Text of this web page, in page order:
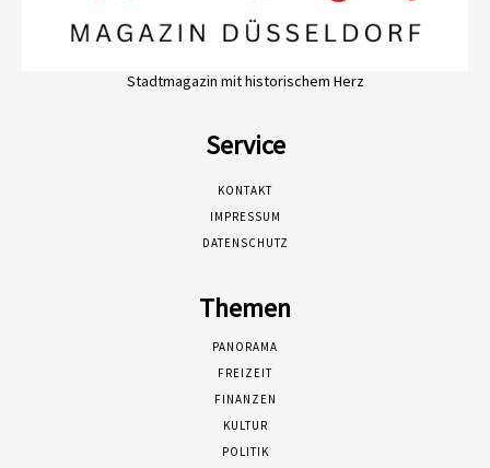
Stadtmagazin mit historischem Herz
Service
KONTAKT
IMPRESSUM
DATENSCHUTZ
Themen
PANORAMA
FREIZEIT
FINANZEN
KULTUR
POLITIK